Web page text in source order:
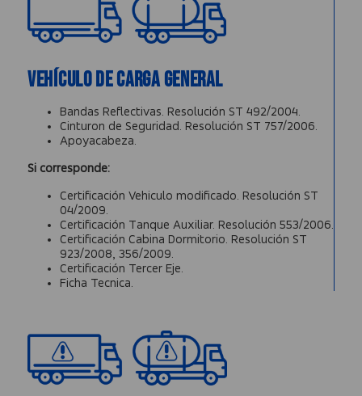
Vehículo de Carga General
Bandas Reflectivas. Resolución ST 492/2004.
Cinturon de Seguridad. Resolución ST 757/2006.
Apoyacabeza.
Si corresponde:
Certificación Vehiculo modificado. Resolución ST
04/2009.
Certificación Tanque Auxiliar. Resolución 553/2006.
Certificación Cabina Dormitorio. Resolución ST
923/2008, 356/2009.
Certificación Tercer Eje.
Ficha Tecnica.